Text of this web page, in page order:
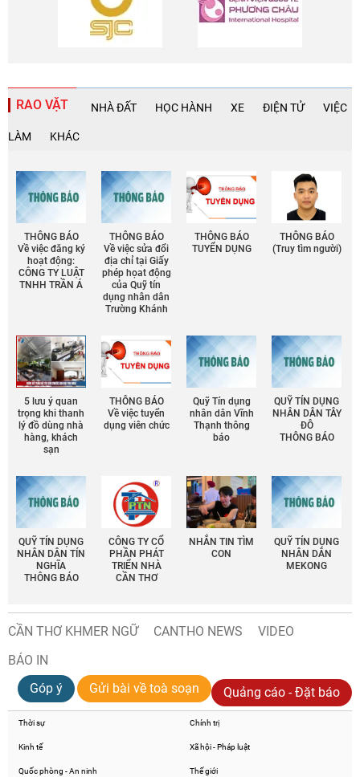
RAO VẶT NHÀ ĐẤT HỌC HÀNH XE ĐIỆN TỬ VIỆC
LÀM KHÁC
THÔNG BÁO
Về việc đăng ký
hoạt động:
CÔNG TY LUẬT
TNHH TRẦN Á
THÔNG BÁO
Về việc sửa đổi
địa chỉ tại Giấy
phép họat động
của Quỹ tín
dụng nhân dân
Trường Khánh
THÔNG BÁO
TUYỂN DỤNG
THÔNG BÁO
(Truy tìm người)
5 lưu ý quan
trọng khi thanh
lý đồ dùng nhà
hàng, khách
sạn
THÔNG BÁO
Về việc tuyển
dụng viên chức
Quỹ Tín dụng
nhân dân Vĩnh
Thạnh thông
báo
QUỸ TÍN DỤNG
NHÂN DÂN TÂY
ĐÔ
THÔNG BÁO
QUỸ TÍN DỤNG
NHÂN DÂN TÍN
NGHĨA
THÔNG BÁO
CÔNG TY CỔ
PHẦN PHÁT
TRIỂN NHÀ
CẦN THƠ
NHẮN TIN TÌM
CON
QUỸ TÍN DỤNG
NHÂN DÂN
MEKONG
CẦN THƠ KHMER NGỮ CANTHO NEWS
VIDEO
BÁO IN
Góp ý
Gửi bài về toà soạn Quảng cáo - Đặt báo
Thời sự Chính trị
Kinh tế Xã hội - Pháp luật
Quốc phòng - An ninh Thế giới